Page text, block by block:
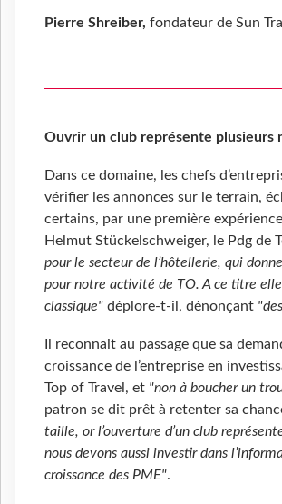
Pierre Shreiber, fondateur de Sun
Ouvrir un club représente plusieurs
Dans ce domaine, les chefs
vérifier les annonces sur le terrain,
certains, par une première
Helmut Stückelschweiger, le Pdg de
pour le secteur de l’hôtellerie, qui
pour notre activité de TO. A ce titre
classique" déplore-t-il, dénonçant
Il reconnait au passage que sa
croissance de l’entreprise en
Top of Travel, et "non à boucher un
patron se dit prêt à retenter sa
taille, or l’ouverture d’un club
nous devons aussi investir dans
croissance des PME".